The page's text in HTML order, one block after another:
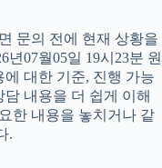
문의 전에 현재 상황을
07월05일 19시23분 원
대한 기준, 진행 가능
내용을 더 쉽게 이해
한 내용을 놓치거나 같
.